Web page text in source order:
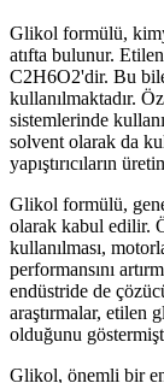
Glikol formülü,
atıfta bulunur. Etilen
C2H6O2'dir. Bu
kullanılmaktadır.
sistemlerinde
solvent olarak da
yapıştırıcıların
Glikol formülü,
olarak kabul edilir.
kullanılması,
performansını
endüstride de
araştırmalar, etilen
olduğunu
Glikol, önemli bir